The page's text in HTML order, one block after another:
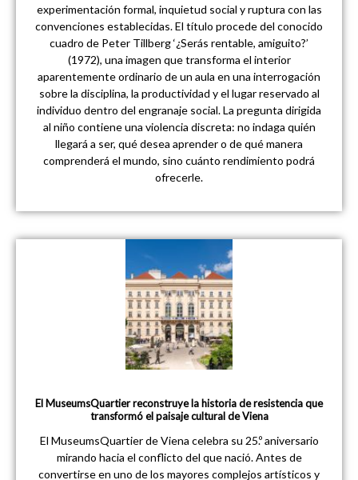
experimentación formal, inquietud social y ruptura con las
convenciones establecidas. El título procede del conocido
cuadro de Peter Tillberg ‘¿Serás rentable, amiguito?’
(1972), una imagen que transforma el interior
aparentemente ordinario de un aula en una interrogación
sobre la disciplina, la productividad y el lugar reservado al
individuo dentro del engranaje social. La pregunta dirigida
al niño contiene una violencia discreta: no indaga quién
llegará a ser, qué desea aprender o de qué manera
comprenderá el mundo, sino cuánto rendimiento podrá
ofrecerle.
El MuseumsQuartier reconstruye la historia de resistencia que
transformó el paisaje cultural de Viena
El MuseumsQuartier de Viena celebra su 25.º aniversario
mirando hacia el conflicto del que nació. Antes de
convertirse en uno de los mayores complejos artísticos y